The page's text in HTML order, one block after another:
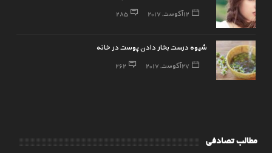
12 آگوست, 2017 285
شیوه درست بخار دادن پوست در خانه
27 آگوست, 2017 262
مطالب تصادفی